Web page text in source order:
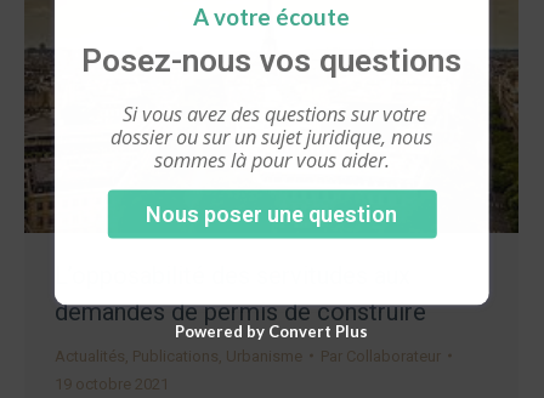
demandes de permis de construire
Actualités Publications Urbanisme Par Collaborateur
19 octobre 2021
A votre écoute
Posez-nous vos questions
Si vous avez des questions sur votre
dossier ou sur un sujet juridique, nous
sommes là pour vous aider.
Nous poser une question
Powered by Convert Plus